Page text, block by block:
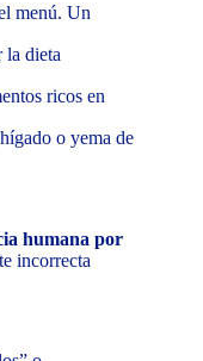
menú. Un
la dieta
ricos en
o yema de
humana por
incorrecta